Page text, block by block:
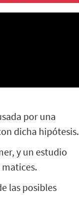
por una
dicha hipótesis.
y un estudio
las posibles